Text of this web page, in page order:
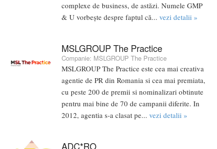
complexe de business, de astăzi. Numele GMP
& U vorbește despre faptul că... vezi detalii »
MSLGROUP The Practice
Companie: MSLGROUP The Practice
MSLGROUP The Practice este cea mai creativa
agentie de PR din Romania si cea mai premiata,
cu peste 200 de premii si nominalizari obtinute
pentru mai bine de 70 de campanii diferite. In
2012, agentia s-a clasat pe... vezi detalii »
ADC*RO